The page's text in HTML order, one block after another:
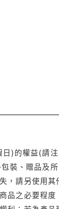
)的權益(請
裝、贈品及
請另使用
品之必要程